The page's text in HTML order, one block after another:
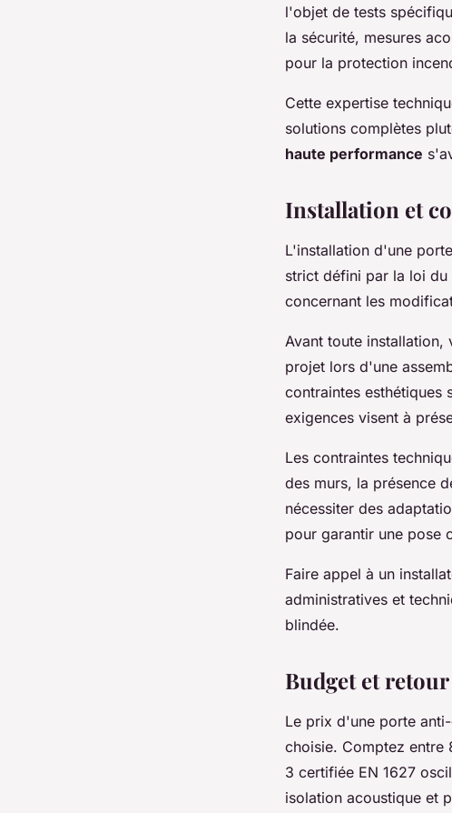
l'objet de tests
la sécurité, mesures
pour la protection
Cette expertise
solutions complètes
haute performance
Installation et
L'installation d'une
strict défini par la loi du
concernant les
Avant toute
projet lors d'une
contraintes esthétiques
exigences visent à
Les contraintes
des murs, la présence
nécessiter des
pour garantir une pose
Faire appel à un
administratives et
blindée.
Budget et
Le prix d'une porte
choisie. Comptez entre
3 certifiée EN 1627
isolation acoustique et